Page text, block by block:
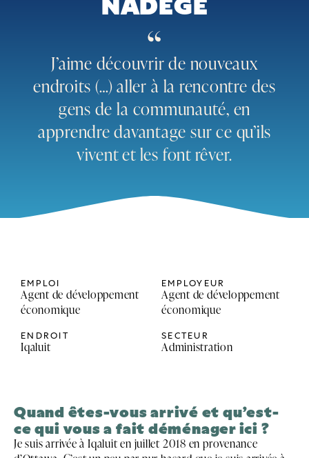
“
J’aime découvrir de nouveaux
endroits (…) aller à la rencontre des
gens de la communauté, en
apprendre davantage sur ce qu’ils
vivent et les font rêver.
EMPLOI
Agent de développement
économique
EMPLOYEUR
Agent de développement
économique
ENDROIT
Iqaluit
SECTEUR
Administration
Quand êtes-vous arrivé et qu’est-
ce qui vous a fait déménager ici ?
Je suis arrivée à Iqaluit en juillet 2018 en provenance